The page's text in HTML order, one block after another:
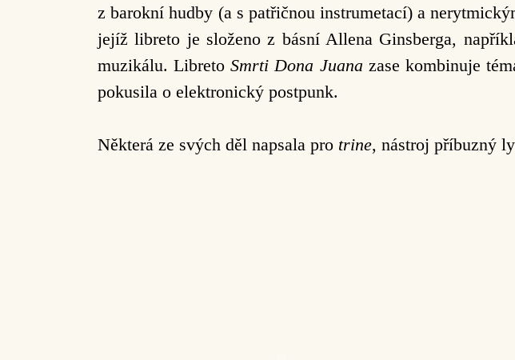
z barokní hudby (a s patřičnou instrumetací) a
jejíž libreto je složeno z básní Allena Ginsberga,
muzikálu. LibretoSmrti Dona Juana zase kombinuje
pokusila o elektronický postpunk.
Některá ze svých děl napsala pro trine, nástroj příbuzný